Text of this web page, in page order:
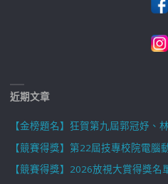
近期文章
【金榜題名】狂賀第九屆郭冠妤、
【競賽得獎】第22屆技專校院電腦
【競賽得獎】2026放視大賞得獎名